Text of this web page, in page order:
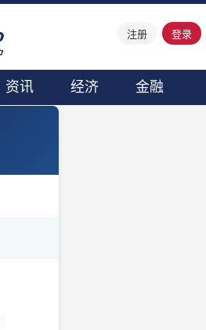
注册 登录
资讯 经济 金融